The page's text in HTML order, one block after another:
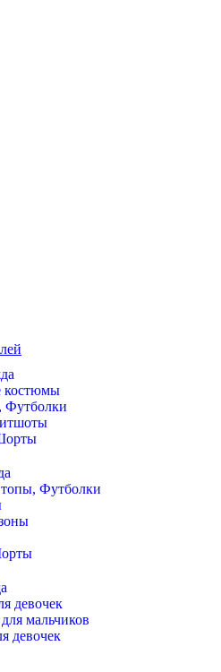
костюмы
Футболки
Футболки
девочек
мальчиков
девочек